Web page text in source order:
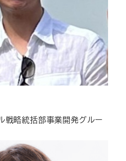
戦略統括部事業開発グルー